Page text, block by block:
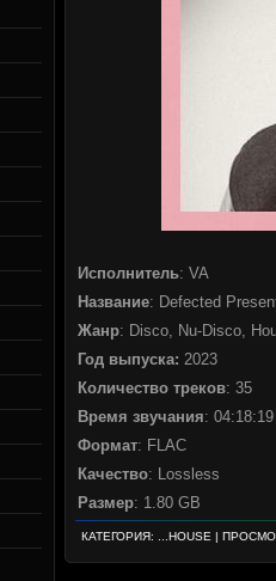
Исполнитель: VA
Название: Defected
Жанр: Disco, Nu-Disco,
Год выпуска: 2023
Количество треков: 35
Время звучания: 04:18:19
Формат: FLAC
Качество: Lossless
Размер: 1.80 GB
КАТЕГОРИЯ: ...HOUSE |